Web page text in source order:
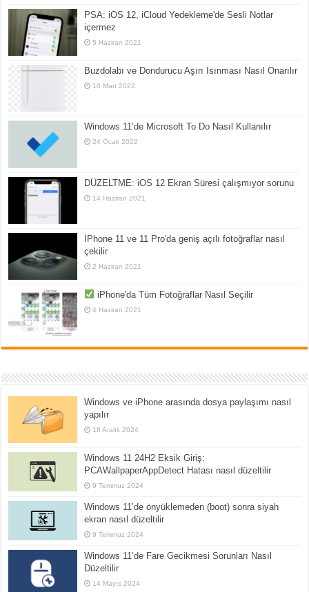
PSA: iOS 12, iCloud Yedekleme'de Sesli Notlar
içermez
5 Haziran 2021
Buzdolabı ve Dondurucu Aşırı Isınması Nasıl Onarılır
10 Mart 2022
Windows 11’de Microsoft To Do Nasıl Kullanılır
24 Ocak 2022
DÜZELTME: iOS 12 Ekran Süresi çalışmıyor sorunu
14 Haziran 2021
İPhone 11 ve 11 Pro'da geniş açılı fotoğraflar nasıl
çekilir
2 Haziran 2021
iPhone'da Tüm Fotoğraflar Nasıl Seçilir
4 Haziran 2021
Windows ve iPhone arasında dosya paylaşımı nasıl
yapılır
18 Aralık 2024
Windows 11 24H2 Eksik Giriş:
PCAWallpaperAppDetect Hatası nasıl düzeltilir
9 Temmuz 2024
Windows 11’de önyüklemeden (boot) sonra siyah
ekran nasıl düzeltilir
9 Temmuz 2024
Windows 11’de Fare Gecikmesi Sorunları Nasıl
Düzeltilir
14 Mayıs 2024